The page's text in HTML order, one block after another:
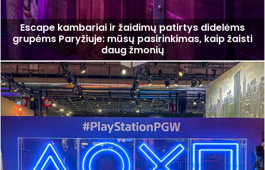
Escape kambariai ir žaidimų patirtys didelėms
grupėms Paryžiuje: mūsų pasirinkimas, kaip žaisti
daug žmonių